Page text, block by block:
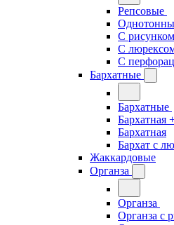
Репсовые
С рисунком
С
С
Бархатные
Бархатные
Бархатная
Бархатная
Бархат с
Жаккардовые
Органза
Органза
Органза с